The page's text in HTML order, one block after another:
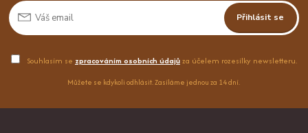
Přihlásit se
Souhlasím se zpracováním osobních údajůza účelem rozesílky newsletteru.
Můžete se kdykoli odhlásit. Zasíláme jednou za 14 dní.